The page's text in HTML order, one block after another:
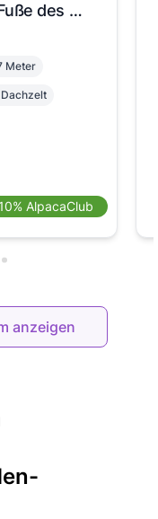
Wohnen am Weingut am Fuße des Wartbergs
Meter
Dachzelt
10% AlpacaClub
anzeigen